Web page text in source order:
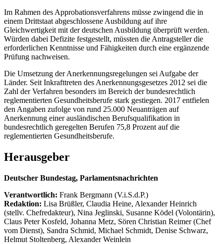
Im Rahmen des Approbationsverfahrens müsse zwingend die in
einem Drittstaat abgeschlossene Ausbildung auf ihre
Gleichwertigkeit mit der deutschen Ausbildung überprüft werden.
Würden dabei Defizite festgestellt, müssten die Antragsteller die
erforderlichen Kenntnisse und Fähigkeiten durch eine ergänzende
Prüfung nachweisen.
Die Umsetzung der Anerkennungsregelungen sei Aufgabe der
Länder. Seit Inkrafttreten des Anerkennungsgesetzes 2012 sei die
Zahl der Verfahren besonders im Bereich der bundesrechtlich
reglementierten Gesundheitsberufe stark gestiegen. 2017 entfielen
den Angaben zufolge von rund 25.000 Neuanträgen auf
Anerkennung einer ausländischen Berufsqualifikation in
bundesrechtlich geregelten Berufen 75,8 Prozent auf die
reglementierten Gesundheitsberufe.
Herausgeber
Deutscher Bundestag, Parlamentsnachrichten
Verantwortlich: Frank Bergmann (V.i.S.d.P.)
Redaktion: Lisa Brüßler, Claudia Heine, Alexander Heinrich
(stellv. Chefredakteur), Nina Jeglinski, Susanne Ködel (Volontärin),
Claus Peter Kosfeld, Johanna Metz, Sören Christian Reimer (Chef
vom Dienst), Sandra Schmid, Michael Schmidt, Denise Schwarz,
Helmut Stoltenberg, Alexander Weinlein